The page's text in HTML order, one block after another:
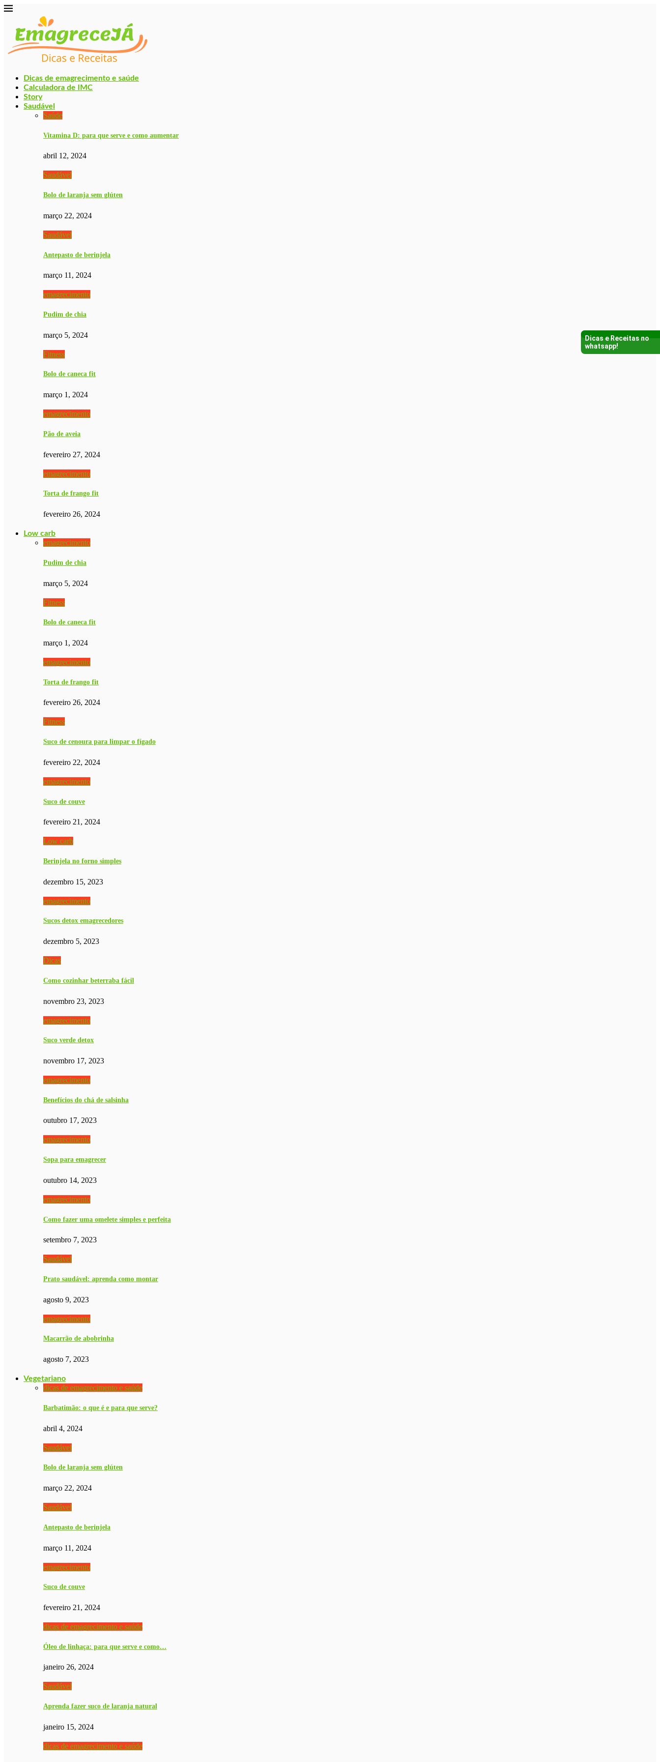
Dicas de emagrecimento e saúde
Calculadora de IMC
Story
Saudável
Saúde
Vitamina D: para que serve e como aumentar
abril 12, 2024
Saudável
Bolo de laranja sem glúten
março 22, 2024
Saudável
Antepasto de berinjela
março 11, 2024
emagrecimento
Pudim de chia
março 5, 2024
Fitness
Bolo de caneca fit
março 1, 2024
emagrecimento
Pão de aveia
fevereiro 27, 2024
emagrecimento
Torta de frango fit
fevereiro 26, 2024
Low carb
emagrecimento
Pudim de chia
março 5, 2024
Fitness
Bolo de caneca fit
março 1, 2024
emagrecimento
Torta de frango fit
fevereiro 26, 2024
Fitness
Suco de cenoura para limpar o fígado
fevereiro 22, 2024
emagrecimento
Suco de couve
fevereiro 21, 2024
Low carb
Berinjela no forno simples
dezembro 15, 2023
emagrecimento
Sucos detox emagrecedores
dezembro 5, 2023
Dicas
Como cozinhar beterraba fácil
novembro 23, 2023
emagrecimento
Suco verde detox
novembro 17, 2023
emagrecimento
Benefícios do chá de salsinha
outubro 17, 2023
emagrecimento
Sopa para emagrecer
outubro 14, 2023
emagrecimento
Como fazer uma omelete simples e perfeita
setembro 7, 2023
Saudável
Prato saudável: aprenda como montar
agosto 9, 2023
emagrecimento
Macarrão de abobrinha
agosto 7, 2023
Vegetariano
dicas de emagrecimento e saúde
Barbatimão: o que é e para que serve?
abril 4, 2024
Saudável
Bolo de laranja sem glúten
março 22, 2024
Saudável
Antepasto de berinjela
março 11, 2024
emagrecimento
Suco de couve
fevereiro 21, 2024
dicas de emagrecimento e saúde
Óleo de linhaça: para que serve e como…
janeiro 26, 2024
Saudável
Aprenda fazer suco de laranja natural
janeiro 15, 2024
dicas de emagrecimento e saúde
Dicas e Receitas no
whatsapp!